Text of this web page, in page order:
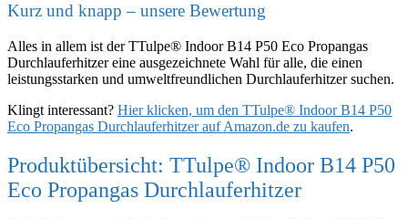
Kurz und knapp – unsere Bewertung
Alles in allem ist der TTulpe® Indoor B14 P50 Eco Propangas
Durchlauferhitzer eine ausgezeichnete Wahl für alle, die einen
leistungsstarken und umweltfreundlichen Durchlauferhitzer suchen.
Klingt interessant? Hier klicken, um den TTulpe® Indoor B14 P50
Eco Propangas Durchlauferhitzer auf Amazon.de zu kaufen.
Produktübersicht: TTulpe® Indoor B14 P50
Eco Propangas Durchlauferhitzer